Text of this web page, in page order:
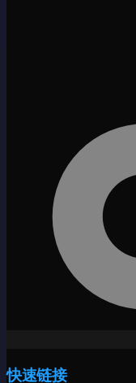
快速链接